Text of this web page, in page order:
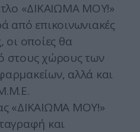
«ΔΙΚΑΙΩΜΑ ΜΟΥ!»
από επικοινωνιακές
οι οποίες θα
στους χώρους των
αλλά και
«ΔΙΚΑΙΩΜΑ ΜΟΥ!»
και